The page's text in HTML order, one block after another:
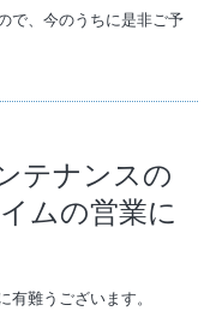
で、今のうちに是非ご予
テナンスの
ムの営業に
有難うございます。